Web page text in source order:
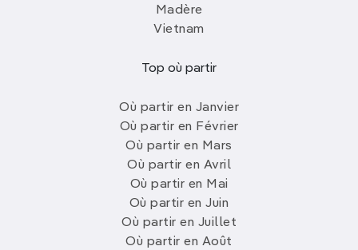
Madère
Vietnam
Top où partir
Où partir en Janvier
Où partir en Février
Où partir en Mars
Où partir en Avril
Où partir en Mai
Où partir en Juin
Où partir en Juillet
Où partir en Août